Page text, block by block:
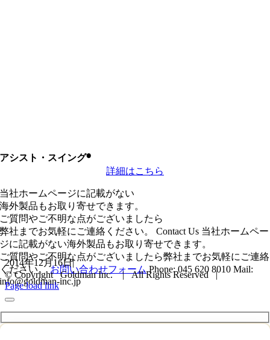
アシスト・スイング®
詳細はこちら
当社ホームページに記載がない
海外製品もお取り寄せできます。
ご質問やご不明な点がございましたら
弊社までお気軽にご連絡ください。
Contact Us 当社ホームペー
ジに記載がない海外製品もお取り寄せできます。
ご質問やご不明な点がございましたら弊社までお気軽にご連絡
ください。 お問い合わせフォーム Phone: 045 620 8010 Mail:
info@goldman-inc.jp
2014年12月16日|
© Copyright Goldman Inc. | All Rights Reserved |
Page load link